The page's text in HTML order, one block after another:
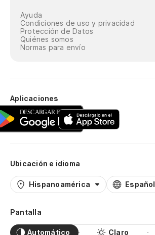
Ayuda
Condiciones de uso y privacidad
Protección de Datos
Quiénes somos
Normas para envío
Aplicaciones
Ubicación e idioma
Hispanoamérica Español
Pantalla
Automático Claro